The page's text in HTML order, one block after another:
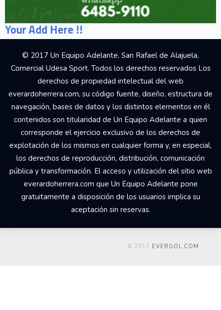
Your Add Here !!
© 2017 Un Equipo Adelante, San Rafael de Alajuela,
Comercial Udesa Sport. Todos los derechos reservados Los
derechos de propiedad intelectual del web
everardoherrera.com, su código fuente, diseño, estructura de
navegación, bases de datos y los distintos elementos en él
contenidos son titularidad de Un Equipo Adelante a quien
corresponde el ejercicio exclusivo de los derechos de
explotación de los mismos en cualquier forma y, en especial,
los derechos de reproducción, distribución, comunicación
pública y transformación. El acceso y utilización del sitio web
everardoherrera.com que Un Equipo Adelante pone
gratuitamente a disposición de los usuarios implica su
aceptación sin reservas.
© 2017 EVERGOL.COM